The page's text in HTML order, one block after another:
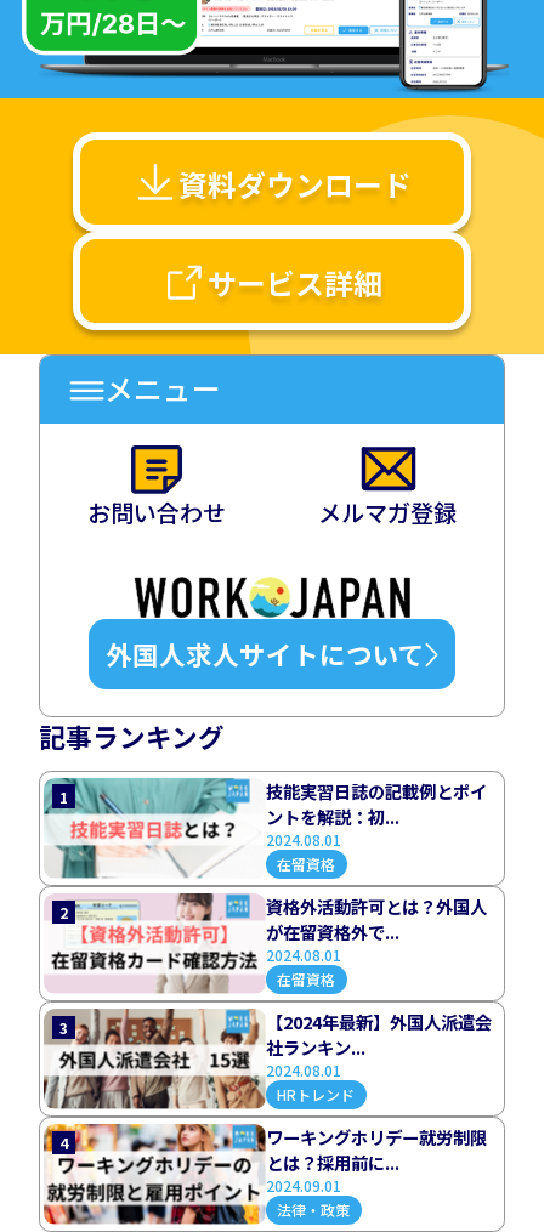
資料ダウンロード
サービス詳細
メニュー
お問い合わせ メルマガ登録
外国人求人サイトについて
記事ランキング
1
技能実習日誌の記載例とポイ
ントを解説：初...
2024.08.01
在留資格
2
資格外活動許可とは？外国人
が在留資格外で...
2024.08.01
在留資格
3
【2024年最新】外国人派遣会
社ランキン...
2024.08.01
HRトレンド
4
ワーキングホリデー就労制限
とは？採用前に...
2024.09.01
法律・政策